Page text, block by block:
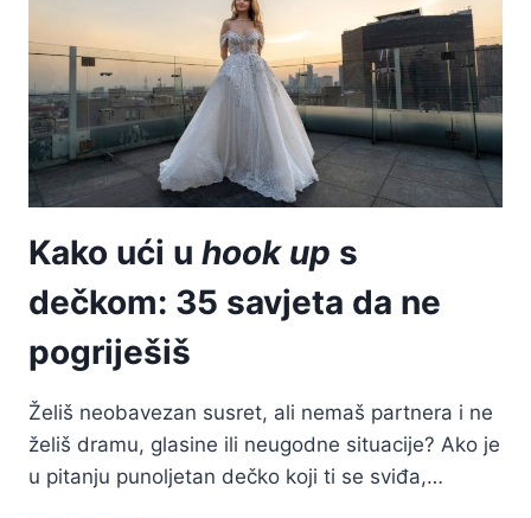
STRASTI
24/7
Kako ući u hook up s
dečkom: 35 savjeta da ne
pogriješiš
Želiš neobavezan susret, ali nemaš partnera i ne
želiš dramu, glasine ili neugodne situacije? Ako je
u pitanju punoljetan dečko koji ti se sviđa,…